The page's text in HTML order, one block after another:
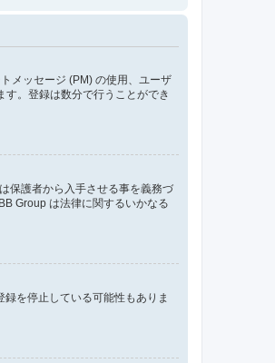
メッセージ (PM) の使用、ユーザ
。登録は数分で行うことができ
保護者から入手させる事を義務づ
Group は法律に関するいかなる
を停止している可能性もありま